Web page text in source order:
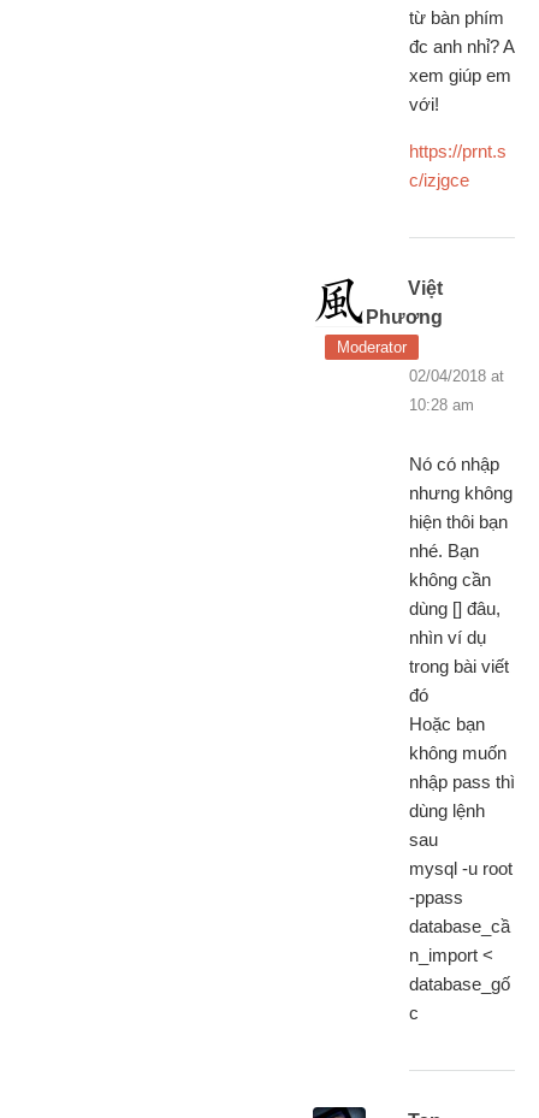
từ bàn phím
đc anh nhỉ? A
xem giúp em
với!
https://prnt.s
c/izjgce
Việt
Phương
Moderator
02/04/2018 at
10:28 am
Nó có nhập
nhưng không
hiện thôi bạn
nhé. Bạn
không cần
dùng [] đâu,
nhìn ví dụ
trong bài viết
đó
Hoặc bạn
không muốn
nhập pass thì
dùng lệnh
sau
mysql -u root
-ppass
database_cầ
n_import <
database_gố
c